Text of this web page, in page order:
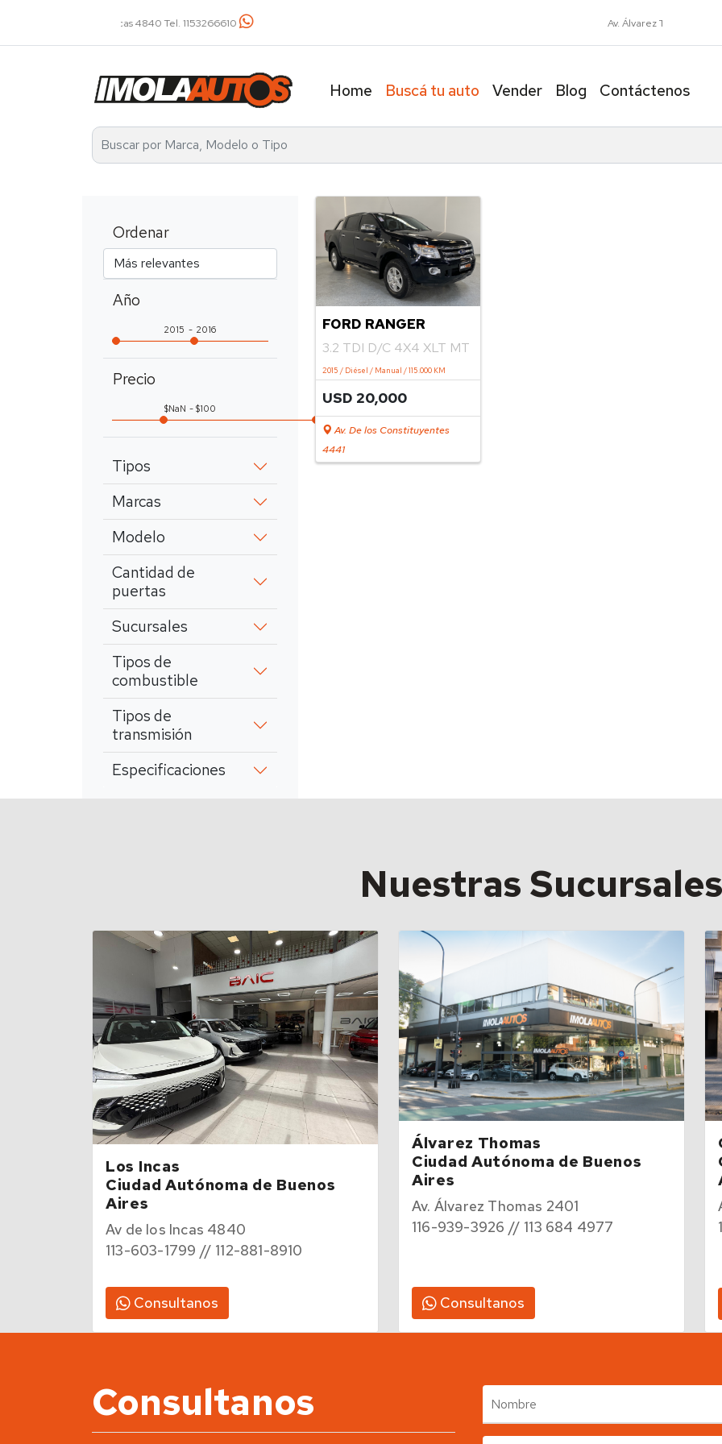
Av. Álvarez Thomas 2401 Tel. 4521-2737 / 1136031799
Home Buscá tu auto Vender Blog Contáctenos
Ordenar
Año
2015 2016
Precio
NaN 100
Tipos
Marcas
Modelo
Cantidad de
puertas
Sucursales
Tipos de
combustible
Tipos de
transmisión
Especificaciones
FORD RANGER
3.2 TDI D/C 4X4 XLT MT
2015 / Diésel / Manual / 115.000 KM
USD 20,000
Av. De los Constituyentes
4441
Nuestras Sucursales
Los Incas
Ciudad Autónoma de Buenos
Aires
Av de los Incas 4840
113-603-1799 // 112-881-8910
Consultanos
Álvarez Thomas
Ciudad Autónoma de Buenos
Aires
Av. Álvarez Thomas 2401
116-939-3926 // 113 684 4977
Consultanos
Consultanos